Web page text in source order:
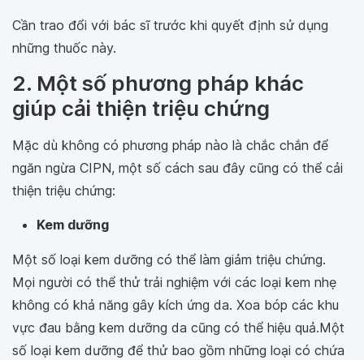
Cần trao đổi với bác sĩ trước khi quyết định sử dụng
những thuốc này.
2. Một số phương pháp khác
giúp cải thiện triệu chứng
Mặc dù không có phương pháp nào là chắc chắn để
ngăn ngừa CIPN, một số cách sau đây cũng có thể cải
thiện triệu chứng:
Kem dưỡng
Một số loại kem dưỡng có thể làm giảm triệu chứng.
Mọi người có thể thử trải nghiệm với các loại kem nhẹ
không có khả năng gây kích ứng da. Xoa bóp các khu
vực đau bằng kem dưỡng da cũng có thể hiệu quả.Một
số loại kem dưỡng để thử bao gồm những loại có chứa